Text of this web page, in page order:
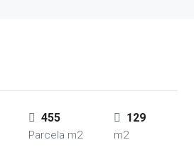
455
Parcela m2
129
m2